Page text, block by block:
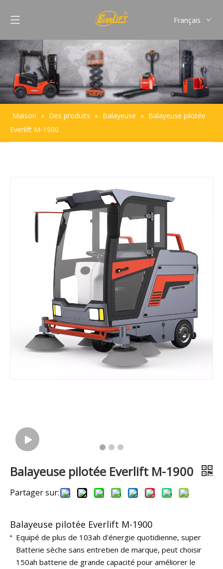
Français
Pусский
Español
Português
Maison » Des produits » Balayeuse » Balayeuse pilotée
Everlift M-1900
Balayeuse pilotée Everlift M-1900
Partager sur:
Balayeuse pilotée Everlift M-1900
Equipé de plus de 103ah d'énergie quotidienne, super
Batterie sèche sans entretien de marque, peut choisir
150ah batterie de grande capacité pour améliorer le